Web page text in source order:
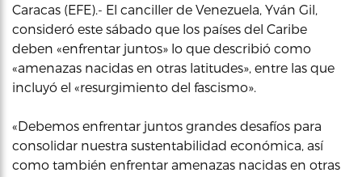
Caracas (EFE).- El canciller de Venezuela, Yván Gil,
consideró este sábado que los países del Caribe
deben «enfrentar juntos» lo que describió como
«amenazas nacidas en otras latitudes», entre las que
incluyó el «resurgimiento del fascismo».
«Debemos enfrentar juntos grandes desafíos para
consolidar nuestra sustentabilidad económica, así
como también enfrentar amenazas nacidas en otras